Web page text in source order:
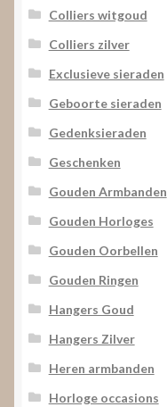
Colliers witgoud
Colliers zilver
Exclusieve sieraden
Geboorte sieraden
Gedenksieraden
Geschenken
Gouden Armbanden
Gouden Horloges
Gouden Oorbellen
Gouden Ringen
Hangers Goud
Hangers Zilver
Heren armbanden
Horloge occasions